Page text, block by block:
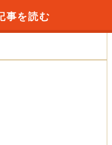
事を読む